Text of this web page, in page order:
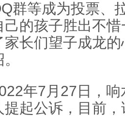
群等成为投票、
己的孩子胜出不
家长们望子成龙
年7月27日，响
提起公诉，目前